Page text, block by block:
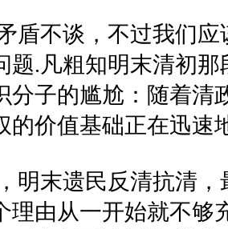
不谈，不过我们应
题.凡粗知明末清初
分子的尴尬：随着清
的价值基础正在迅速
末遗民反清抗清，
理由从一开始就不够